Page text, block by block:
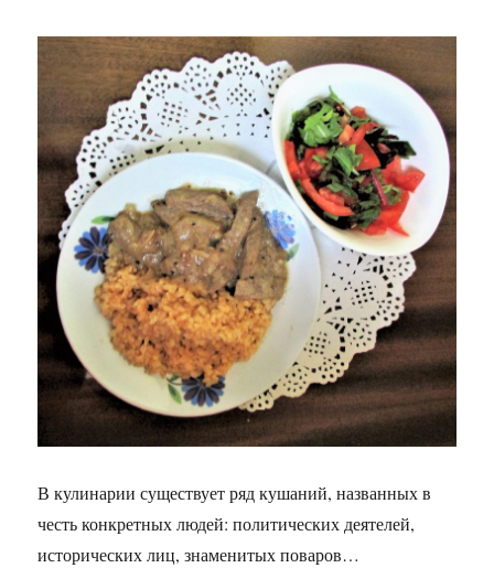
В кулинарии существует ряд кушаний, названных в
честь конкретных людей: политических деятелей,
исторических лиц, знаменитых поваров…